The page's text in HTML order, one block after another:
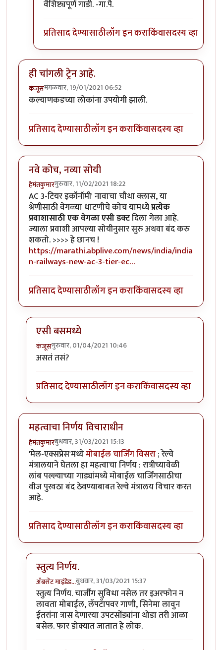
वैशिष्ट्यपूर्ण गाडी. -गा.पै.
प्रतिसाद देण्यासाठीलॉग इन कराकिंवासदस्य व्हा
ही चांगली ट्रेन आहे.
कंजूसमंगळवार, 19/01/2021 06:52
कल्याणकडच्या लोकांना उपयोगी झाली.
प्रतिसाद देण्यासाठीलॉग इन कराकिंवासदस्य व्हा
नवे कोच, नव्या सोयी
हेमंतकुमारगुरुवार, 11/02/2021 18:22
AC 3-टियर इकॉनॉमी' नावाचा चौथा क्लास, या
श्रेणीसाठी वेगळ्या धाटणीचे कोच यामध्येप्रत्येक
प्रवाशासाठी एक वेगळा एसी डक्टदिला गेला आहे.
ज्याला प्रवाशी आपल्या सोयीनुसार सुरु अथवा बंद करु
शकतो. >>>> हे छानच !
https://marathi.abplive.com/news/india/india
n-railways-new-ac-3-tier-ec…
प्रतिसाद देण्यासाठीलॉग इन कराकिंवासदस्य व्हा
एसी बसमध्ये
कंजूसगुरुवार, 01/04/2021 10:46
In reply to
असतं तसं?
प्रतिसाद देण्यासाठीलॉग इन कराकिंवासदस्य व्हा
महत्वाचा निर्णय विचाराधीन
हेमंतकुमारबुधवार, 31/03/2021 15:13
'मेल-एक्सप्रेस'मध्येमोबाईल चार्जिंग विसरा; रेल्वे
मंत्रालयाने घेतला हा महत्वाचा निर्णय : रात्रीच्यावेळी
लांब पल्ल्याच्या गाड्यांमध्ये मोबाईल चार्जिंगसाठीचा
वीज पुरवठा बंद ठेवण्याबाबत रेल्वे मंत्रालय विचार करत
आहे.
प्रतिसाद देण्यासाठीलॉग इन कराकिंवासदस्य व्हा
स्तुत्य निर्णय.
ॲबसेंट माइंडेड…बुधवार, 31/03/2021 15:37
In reply toमहत्वाचा निर्णय विचाराधीनbyहेमंतकुमार
स्तुत्य निर्णय. चार्जींग सुविधा नसेल तर इअरफोन न
लावता मोबाईल, लॅपटॅापवर गाणी, सिनेमा लावुन
ईतरांना त्रास देणारया उपटसोंड्यांना थोडा तरी आळा
बसेल. फार डोक्यात जातात हे लोक.